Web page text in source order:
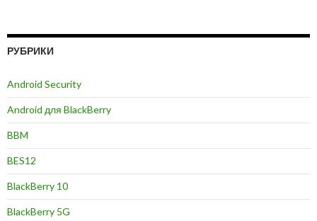
РУБРИКИ
Android Security
Android для BlackBerry
BBM
BES12
BlackBerry 10
BlackBerry 5G